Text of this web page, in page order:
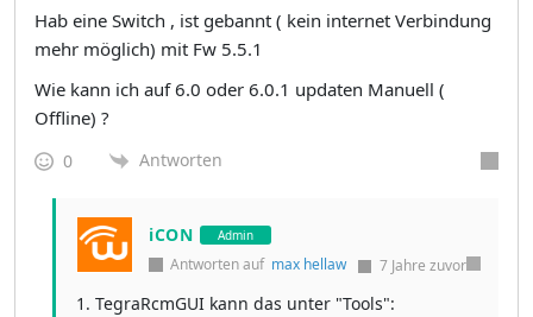
Hab eine Switch , ist gebannt ( kein internet Verbindung
mehr möglich) mit Fw 5.5.1
Wie kann ich auf 6.0 oder 6.0.1 updaten Manuell (
Offline) ?
0 Antworten
iCON Admin
Antworten auf max hellaw 7 Jahre zuvor
1. TegraRcmGUI kann das unter "Tools":